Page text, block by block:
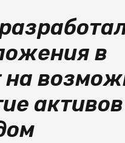
в
на
активов